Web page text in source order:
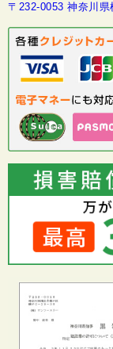
〒232-0053 神奈川